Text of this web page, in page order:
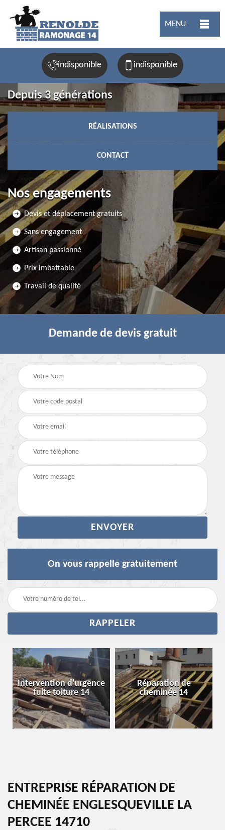
MENU
indisponible indisponible
Depuis 3 générations
RÉALISATIONS
CONTACT
Nos engagements
Devis et déplacement gratuits
Sans engagement
Artisan passionné
Prix imbattable
Travail de qualité
Demande de devis gratuit
On vous rappelle gratuitement
Intervention d'urgence
fuite toiture 14
Réparation de
cheminée 14
ENTREPRISE RÉPARATION DE
CHEMINÉE ENGLESQUEVILLE LA
PERCEE 14710